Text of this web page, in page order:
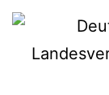
Zum
Deutscher
Harmonika-